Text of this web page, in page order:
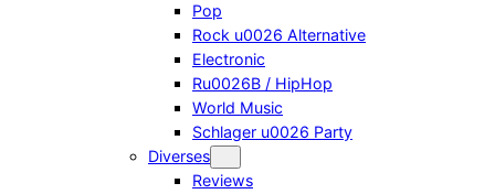
Pop
Rock u0026 Alternative
Electronic
Ru0026B / HipHop
World Music
Schlager u0026 Party
Diverses
Reviews